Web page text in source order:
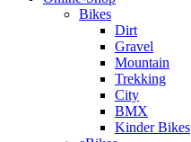
Bikes
Dirt
Gravel
Mountain
Trekking
City
BMX
Kinder Bikes